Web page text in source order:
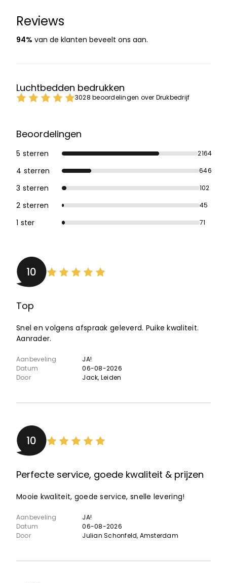
Reviews
94% van de klanten beveelt ons aan.
Luchtbedden bedrukken
3028 beoordelingen over Drukbedrijf
Beoordelingen
5 sterren 2164
4 sterren 646
3 sterren 102
2 sterren 45
1 ster 71
10
Top
Snel en volgens afspraak geleverd. Puike kwaliteit.
Aanrader.
Aanbeveling
JA!
Datum
06-08-2026
Door
Jack, Leiden
10
Perfecte service, goede kwaliteit & prijzen
Mooie kwaliteit, goede service, snelle levering!
Aanbeveling
JA!
Datum
06-08-2026
Door
Julian Schonfeld, Amsterdam